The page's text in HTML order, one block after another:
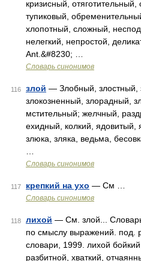
кризисный,
тупиковый,
хлопотный, сложный,
нелегкий, непростой,
Ant.&#8230; …
Словарь синонимов
116 злой — Злобный, злостный,
злокозненный, злорадный,
мстительный; желчный,
ехидный, колкий, ядовитый,
злюка, зляка, ведьма,
Словарь синонимов
117 крепкий на ухо — См …
Словарь синонимов
118 лихой — См. злой...
по смыслу выражений. под.
словари, 1999. лихой
разбитной, хваткий,